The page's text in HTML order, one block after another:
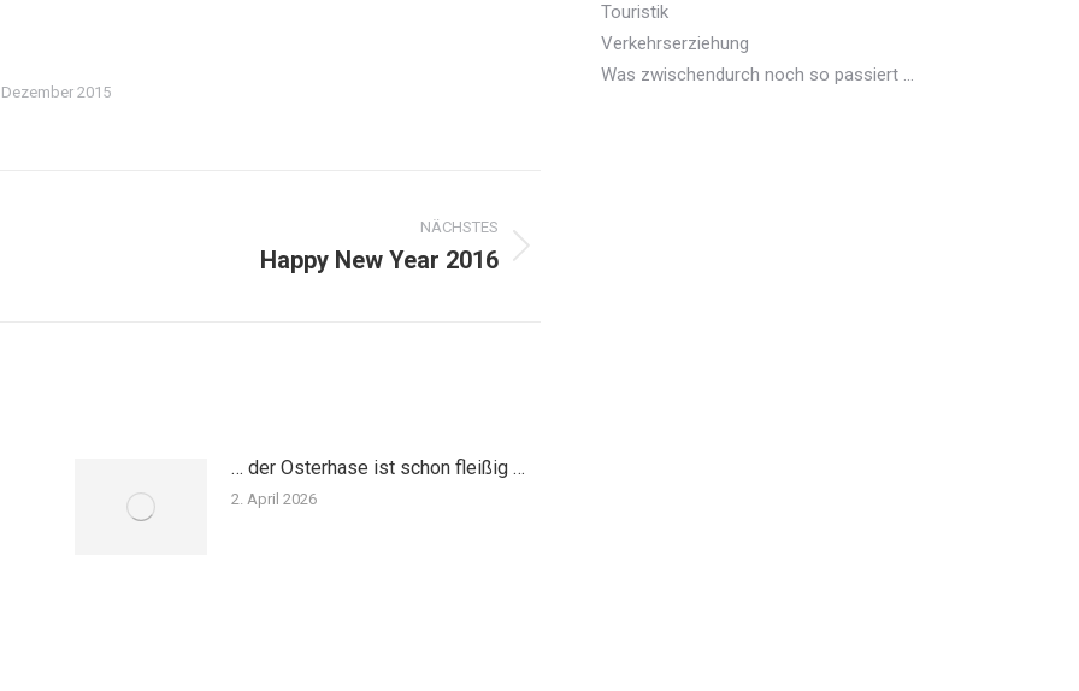
2015
NÄCHSTES
Happy New Year 2016
… der Osterhase ist schon fleißig …
2. April 2026
Touristik
Verkehrserziehung
Was zwischendurch noch so passiert …